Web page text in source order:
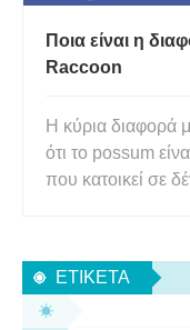
Ποια είναι η
Raccoon
Η κύρια διαφορά
ότι το possum
που κατοικεί σε
με μαύρη μάσκα και
και το ρακούν ε
ΕΤΙΚΈΤΑ